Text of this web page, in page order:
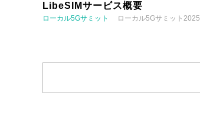
LibeSIMサービス概要
ローカル5Gサミット ローカル5Gサミット2025